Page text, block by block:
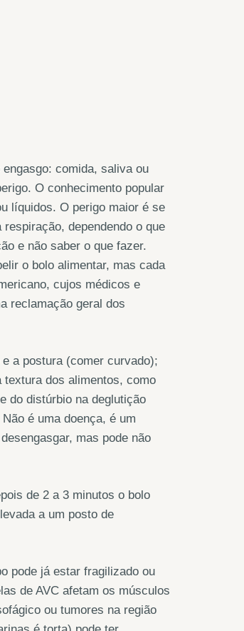
comida, saliva ou
O conhecimento popular
líquidos. O perigo maior é se
dependendo o que
e não saber o que fazer.
o bolo alimentar, mas cada
cujos médicos e
reclamação geral dos
a postura (comer curvado);
textura dos alimentos, como
do distúrbio na deglutição
é uma doença, é um
mas pode não
de 2 a 3 minutos o bolo
a um posto de
pode já estar fragilizado ou
de AVC afetam os músculos
ou tumores na região